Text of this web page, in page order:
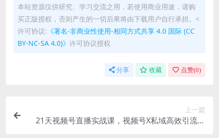
本站资源仅供研究、学习交流之用，若使用商业用途，请购
买正版授权，否则产生的一切后果将由下载用户自行承担。<
许可协议: 《署名-非商业性使用-相同方式共享 4.0 国际 (CC
BY-NC-SA 4.0)》 许可协议授权
分享 收藏 点赞(0)
上一篇
21天视频号直播实战课，视频号X私域高效引流与